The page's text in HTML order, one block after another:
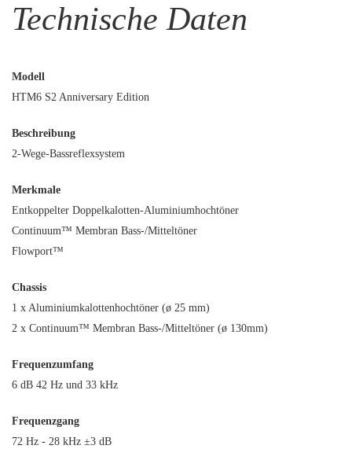
Technische Daten
Modell
HTM6 S2 Anniversary Edition
Beschreibung
2-Wege-Bassreflexsystem
Merkmale
Entkoppelter Doppelkalotten-Aluminiumhochtöner
Continuum™ Membran Bass-/Mitteltöner
Flowport™
Chassis
1 x Aluminiumkalottenhochtöner (ø 25 mm)
2 x Continuum™ Membran Bass-/Mitteltöner (ø 130mm)
Frequenzumfang
6 dB 42 Hz und 33 kHz
Frequenzgang
72 Hz - 28 kHz ±3 dB